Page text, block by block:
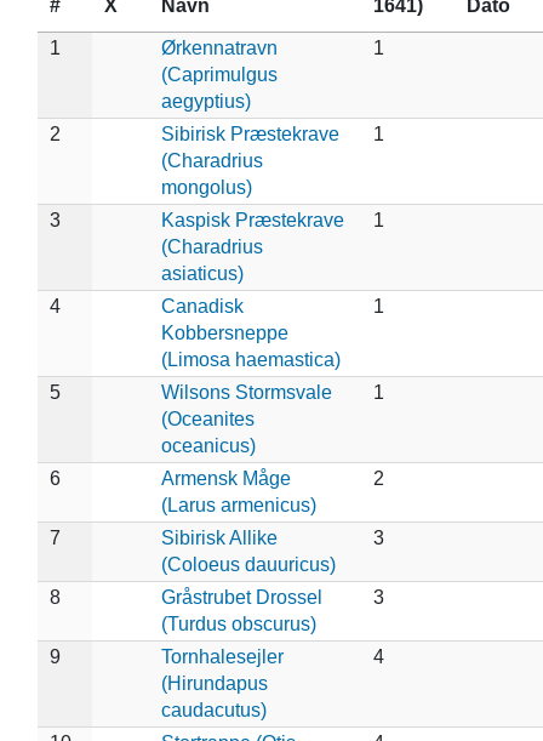
# X Navn
1641)
Dato
1
Ørkennatravn
(Caprimulgus
aegyptius)
1
2
Sibirisk Præstekrave
(Charadrius
mongolus)
1
3
Kaspisk Præstekrave
(Charadrius
asiaticus)
1
4
Canadisk
Kobbersneppe
(Limosa haemastica)
1
5
Wilsons Stormsvale
(Oceanites
oceanicus)
1
6
Armensk Måge
(Larus armenicus)
2
7
Sibirisk Allike
(Coloeus dauuricus)
3
8
Gråstrubet Drossel
(Turdus obscurus)
3
9
Tornhalesejler
(Hirundapus
caudacutus)
4